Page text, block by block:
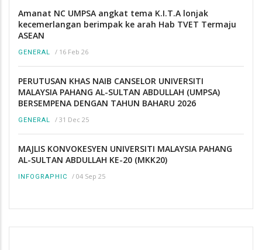
Amanat NC UMPSA angkat tema K.I.T.A lonjak
kecemerlangan berimpak ke arah Hab TVET Termaju
ASEAN
GENERAL / 16 Feb 26
PERUTUSAN KHAS NAIB CANSELOR UNIVERSITI
MALAYSIA PAHANG AL-SULTAN ABDULLAH (UMPSA)
BERSEMPENA DENGAN TAHUN BAHARU 2026
GENERAL / 31 Dec 25
MAJLIS KONVOKESYEN UNIVERSITI MALAYSIA PAHANG
AL-SULTAN ABDULLAH KE-20 (MKK20)
INFOGRAPHIC / 04 Sep 25